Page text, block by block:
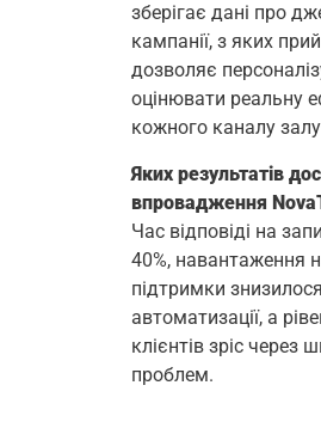
зберігає дані про
кампанії, з яких
дозволяє
оцінювати реальну
кожного каналу
Яких результатів
впровадження
Час відповіді на
40%, навантаження
підтримки
автоматизації, а
клієнтів зріс
проблем.